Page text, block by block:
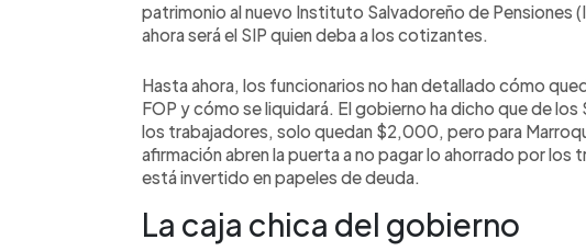
patrimonio al nuevo Instituto Salvadoreño de Pensiones
ahora será el SIP quien deba a los cotizantes.
Hasta ahora, los funcionarios no han detallado cómo
FOP y cómo se liquidará. El gobierno ha dicho que de
los trabajadores, solo quedan $2,000, pero para
afirmación abren la puerta a no pagar lo ahorrado por los
está invertido en papeles de deuda.
La caja chica del gobierno